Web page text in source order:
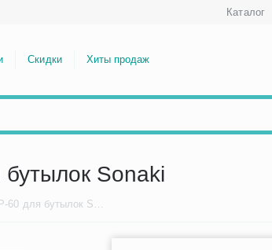
Каталог
Скидки Хиты продаж
Sonaki
Водородный картридж HRP-60 для бутылок Sonaki